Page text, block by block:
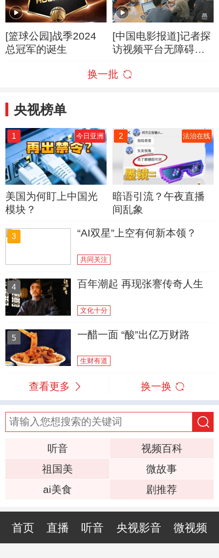
[篮球公园]战季2024
总冠军的诞生
[中国电影报道]记者探
访视频平台无障碍剧
换一批
央视榜单
1 今日亚洲
美国为何盯上中国光
模块？
2 法治在线
暗语引流？午夜直播
间乱象
3 “AI双星”上空有何新本领？
共同关注
4 百年潮起 再现张謇传奇人生
文化十分
5 一醋一面 “酸”出亿万财路
生财有道
查看更多 换一换
听音
视频百科
祖国美
微故事
ai美食
剧推荐
首页 直播 听音 央视影音 微视频